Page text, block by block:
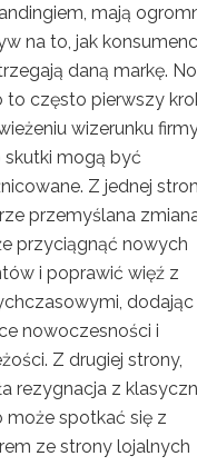
mają
na to, jak
daną markę.
to często pierwszy
wizerunku
skutki mogą być
Z jednej
przemyślana
przyciągnąć nowych
i poprawić więź z
dodając
nowoczesności i
Z drugiej strony,
rezygnacja z
może spotkać się z
ze strony lojalnych